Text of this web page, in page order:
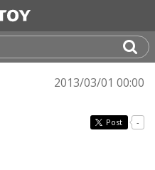
2013/03/01 00:00
Post -